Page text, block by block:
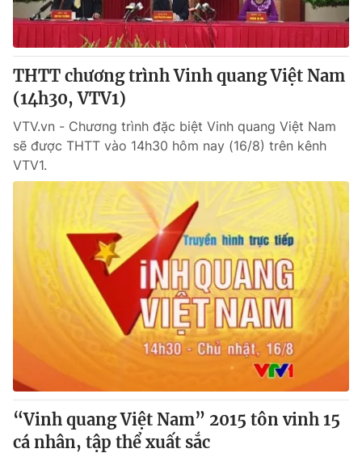
THTT chương trình Vinh quang Việt Nam
(14h30, VTV1)
VTV.vn - Chương trình đặc biệt Vinh quang Việt Nam
sẽ được THTT vào 14h30 hôm nay (16/8) trên kênh
VTV1.
“Vinh quang Việt Nam” 2015 tôn vinh 15
cá nhân, tập thể xuất sắc